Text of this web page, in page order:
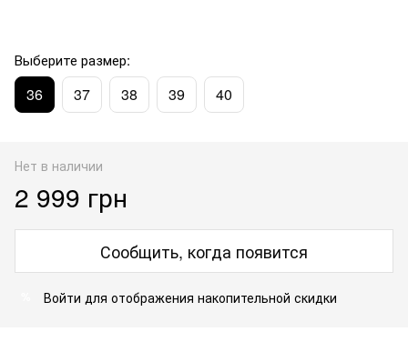
Выберите размер:
36 37 38 39 40
Нет в наличии
2 999 грн
Сообщить, когда появится
Войти для отображения накопительной скидки